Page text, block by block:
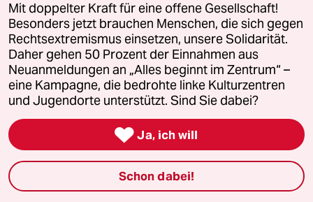
A Akkorage
25.02.2019 ,13:07 Uhr
t dem Autor entgangen: Die Forderung nach
Beendigung der Isolationshaft Abdullah
Öcalans ist eng verknüpft mit der Forderung
nach einer Wiederaufnahme der
Friedensverhandlungen. Angesichts der
totalitären Entwicklungen in der Türkei - und
ihrer Unterstützung durch die Bundesregierung
Mit doppelter Kraft für eine offene Gesellschaft!
Besonders jetzt brauchen Menschen, die sich gegen
Rechtsextremismus einsetzen, unsere Solidarität.
Daher gehen 50 Prozent der Einnahmen aus
Neuanmeldungen an „Alles beginnt im Zentrum“ –
eine Kampagne, die bedrohte linke Kulturzentren
und Jugendorte unterstützt. Sind Sie dabei?
 Ja, ich will
Schon dabei!